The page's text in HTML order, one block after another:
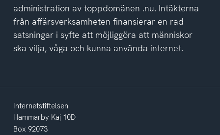
administration av toppdomänen .nu. Intäkterna
från affärsverksamheten finansierar en rad
satsningar i syfte att möjliggöra att människor
ska vilja, våga och kunna använda internet.
Internetstiftelsen
Hammarby Kaj 10D
Box 92073